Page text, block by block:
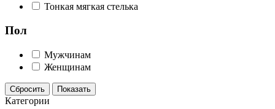
Тонкая мягкая стелька
Пол
Мужчинам
Женщинам
Сбросить Показать
Категории